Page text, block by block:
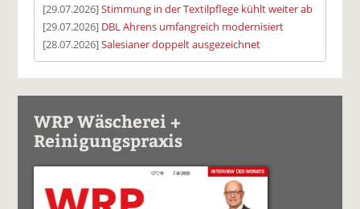
[29.07.2026]Stimmung in der Textilpflege kühlt weiter ab
[29.07.2026] DBL Ahrens umfangreich modernisiert
[28.07.2026]Salesianer doppelt ausgezeichnet
WRP Wäscherei +
Reinigungspraxis